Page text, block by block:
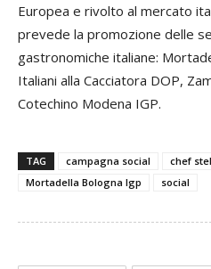
Europea e rivolto al mercato
prevede la promozione delle
gastronomiche italiane:
Italiani alla Cacciatora DOP,
Cotechino Modena IGP.
TAG campagna social chef
Mortadella Bologna Igp
social